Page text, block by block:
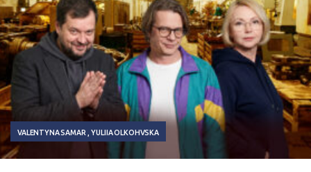
VALENTYNA SAMAR YULIIA OLKOHVSKA